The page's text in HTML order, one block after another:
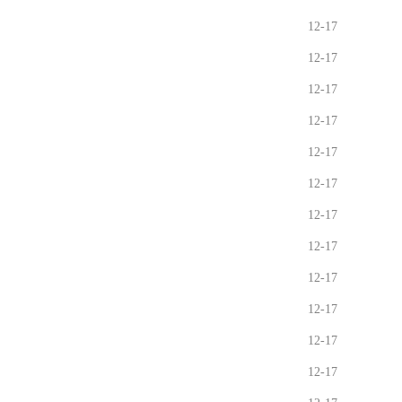
12-17
12-17
12-17
12-17
12-17
12-17
12-17
12-17
12-17
12-17
12-17
12-17